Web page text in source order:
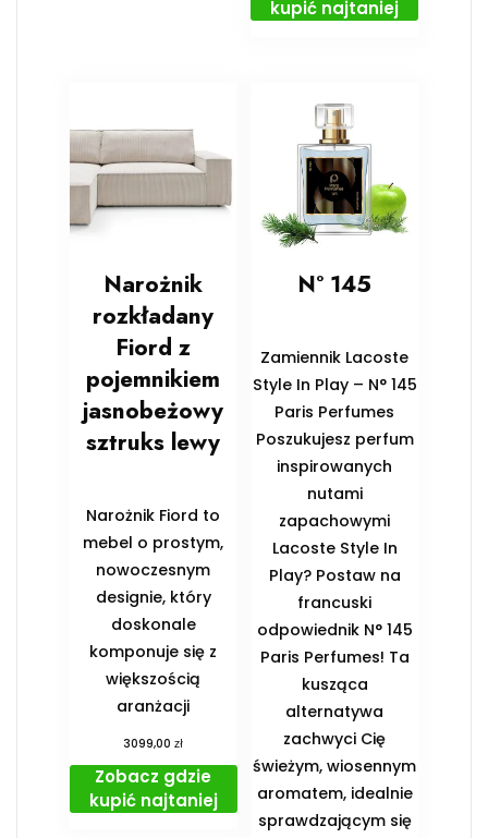
kupić najtaniej
Narożnik
rozkładany
Fiord z
pojemnikiem
jasnobeżowy
sztruks lewy
Narożnik Fiord to
mebel o prostym,
nowoczesnym
designie, który
doskonale
komponuje się z
większością
aranżacji
3099,00zł
Zobacz gdzie
kupić najtaniej
N° 145
Zamiennik Lacoste
Style In Play – N° 145
Paris Perfumes
Poszukujesz perfum
inspirowanych
nutami
zapachowymi
Lacoste Style In
Play? Postaw na
francuski
odpowiednik N° 145
Paris Perfumes! Ta
kusząca
alternatywa
zachwyci Cię
świeżym, wiosennym
aromatem, idealnie
sprawdzającym się